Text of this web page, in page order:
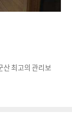
최고의 관리보